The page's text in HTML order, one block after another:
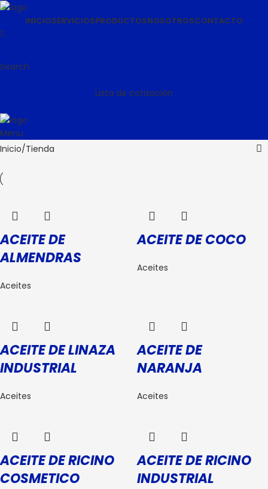
INICIOSERVICIOSPRODUCTOSNOSOTROSCONTACTO
Search
Lista de cotización
Menu
Inicio Tienda
ACEITE DE
ALMENDRAS
Aceites
ACEITE DE COCO
Aceites
ACEITE DE LINAZA
INDUSTRIAL
Aceites
ACEITE DE
NARANJA
Aceites
ACEITE DE RICINO
COSMETICO
ACEITE DE RICINO
INDUSTRIAL